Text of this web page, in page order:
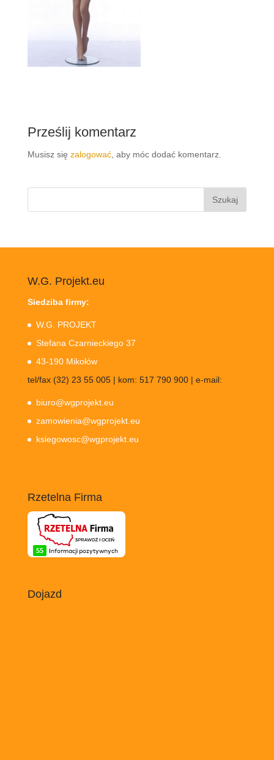
Prześlij komentarz
Musisz się zalogować, aby móc dodać komentarz.
Szukaj:
W.G. Projekt.eu
Siedziba firmy:
W.G. PROJEKT
Stefana Czarnieckiego 37
43-190 Mikołów
tel/fax (32) 23 55 005 | kom: 517 790 900 | e-mail:
biuro@wgprojekt.eu
zamowienia@wgprojekt.eu
ksiegowosc@wgprojekt.eu
Rzetelna Firma
Dojazd